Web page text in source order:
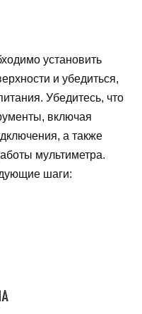
установить
и убедиться,
Убедитесь, что
включая
а также
мультиметра.
шаги: